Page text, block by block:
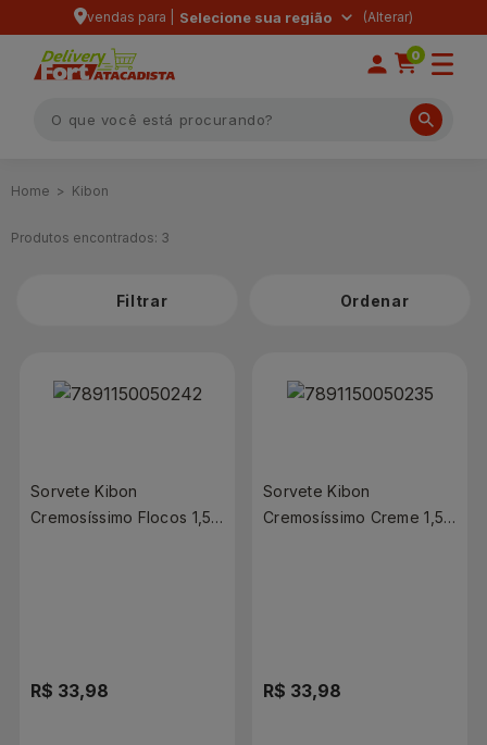
vendas para | Selecione sua região
0
Kibon
Produtos encontrados: 3
Filtrar
Sorvete Kibon
Cremosíssimo Flocos 1,5
R$ 33,98
Sorvete Kibon
Cremosíssimo Creme 1,5
R$ 33,98